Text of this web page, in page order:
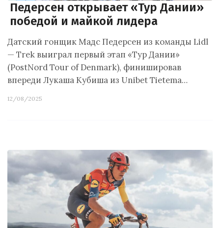
Педерсен открывает «Тур Дании»
победой и майкой лидера
Датский гонщик Мадс Педерсен из команды Lidl
— Trek выиграл первый этап «Тур Дании»
(PostNord Tour of Denmark), финишировав
впереди Лукаша Кубиша из Unibet Tietema…
12/08/2025